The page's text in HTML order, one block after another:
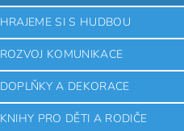
HRAJEME SI S HUDBOU
ROZVOJ KOMUNIKACE
DOPLŇKY A DEKORACE
KNIHY PRO DĚTI A RODIČE